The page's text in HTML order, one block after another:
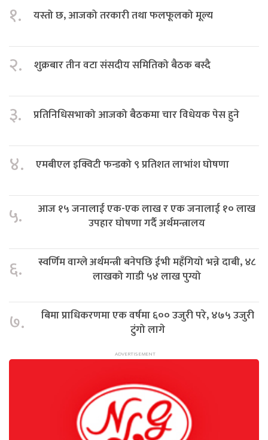
१. यस्तो छ, आजको तरकारी तथा फलफूलको मूल्य
२. शुक्रबार तीन वटा संसदीय समितिको बैठक बस्दै
३. प्रतिनिधिसभाको आजको बैठकमा चार विधेयक पेस हुने
४. एमबीएल इक्विटी फन्डको ९ प्रतिशत लाभांश घोषणा
५.
आज १५ जनालाई एक-एक लाख र एक जनालाई १० लाख
उपहार घोषणा गर्दै अर्थमन्त्रालय
६.
स्वर्णिम वाग्ले अर्थमन्त्री बनेपछि ईभी महँगियो भन्ने दाबी, ४८
लाखको गाडी ५४ लाख पुग्यो
७.
बिमा प्राधिकरणमा एक वर्षमा ६०० उजुरी परे, ४७५ उजुरी
टुंगो लागे